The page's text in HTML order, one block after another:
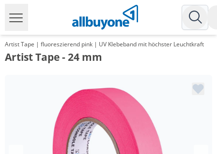
Artist Tape | fluoreszierend pink | UV Klebeband mit höchster Leuchtkraft
Artist Tape - 24 mm